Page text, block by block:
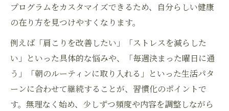
プログラムをカスタマイズできるため、自分らしい健康
の在り方を見つけやすくなります。
例えば「肩こりを改善したい」「ストレスを減らした
い」といった具体的な悩みや、「毎週決まった曜日に通
う」「朝のルーティンに取り入れる」といった生活パタ
ーンに合わせて継続することが、習慣化のポイントで
す。無理なく始め、少しずつ頻度や内容を調整しながら